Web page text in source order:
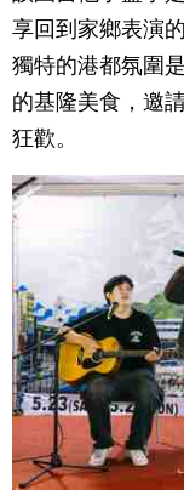
享回到家鄉表演
獨特的港都氛圍
的基隆美食，邀
狂歡。